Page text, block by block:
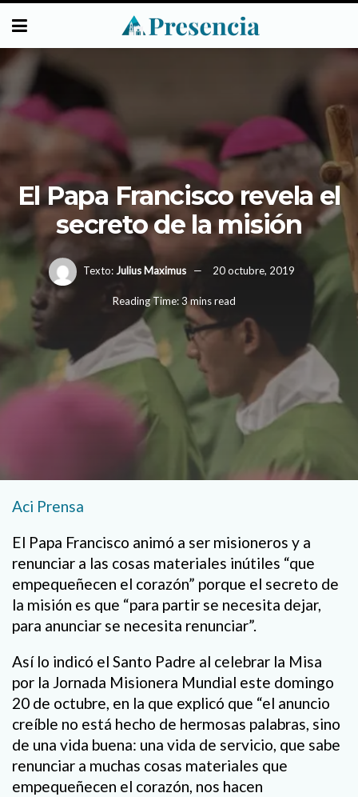
El Papa Francisco revela el
secreto de la misión
Texto: Julius Maximus 20 octubre, 2019
Reading Time: 3 mins read
Aci Prensa
El Papa Francisco animó a ser misioneros y a
renunciar a las cosas materiales inútiles “que
empequeñecen el corazón” porque el secreto de
la misión es que “para partir se necesita dejar,
para anunciar se necesita renunciar”.
Así lo indicó el Santo Padre al celebrar la Misa
por la Jornada Misionera Mundial este domingo
20 de octubre, en la que explicó que “el anuncio
creíble no está hecho de hermosas palabras, sino
de una vida buena: una vida de servicio, que sabe
renunciar a muchas cosas materiales que
empequeñecen el corazón, nos hacen